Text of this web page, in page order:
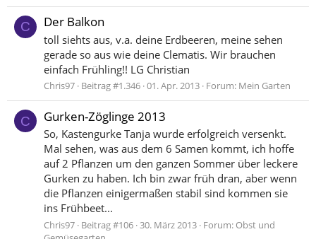
C Der Balkon
toll siehts aus, v.a. deine Erdbeeren, meine sehen
gerade so aus wie deine Clematis. Wir brauchen
einfach Frühling!! LG Christian
Chris97 Beitrag #1.346 01. Apr. 2013 Forum: Mein Garten
C Gurken-Zöglinge 2013
So, Kastengurke Tanja wurde erfolgreich versenkt.
Mal sehen, was aus dem 6 Samen kommt, ich hoffe
auf 2 Pflanzen um den ganzen Sommer über leckere
Gurken zu haben. Ich bin zwar früh dran, aber wenn
die Pflanzen einigermaßen stabil sind kommen sie
ins Frühbeet...
Chris97 Beitrag #106 30. März 2013 Forum: Obst und